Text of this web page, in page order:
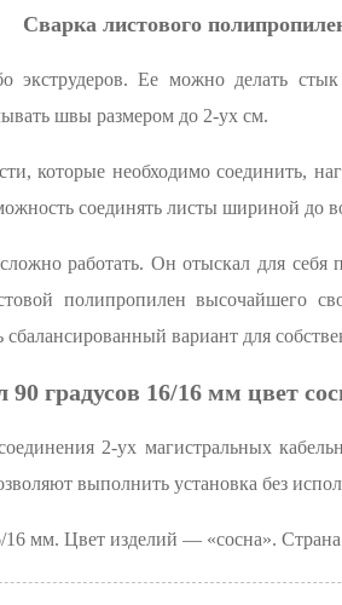
Сварка листового
экструдеров. Ее можно делать
швы размером до 2-ух см.
которые необходимо соединить,
соединять листы шириной до
работать. Он отыскал для себя
полипропилен высочайшего
вариант для
90 градусов 16/16 мм цвет
2-ух магистральных
выполнить установка без
16 мм. Цвет изделий — «сосна».